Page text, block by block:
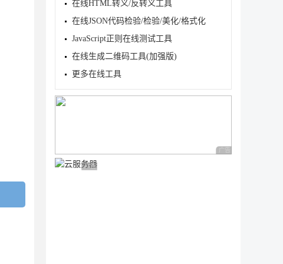
在线HTML转义/反转义工具
在线JSON代码检验/检验/美化/格式化
JavaScript正则在线测试工具
在线生成二维码工具(加强版)
更多在线工具
广告 商业广告，理性
广告 商业广告，理性选择